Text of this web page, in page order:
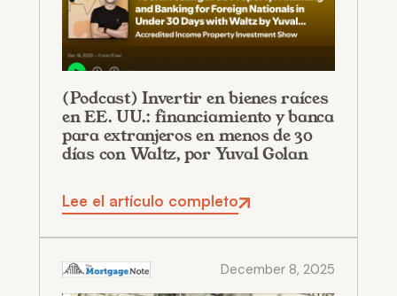
(Podcast) Invertir en bienes raíces
en EE. UU.: financiamiento y banca
para extranjeros en menos de 30
días con Waltz, por Yuval Golan
Lee el artículo completo
December 8, 2025